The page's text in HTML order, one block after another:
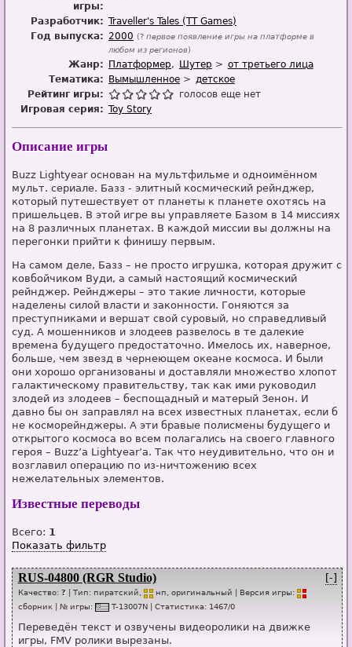
игры:
Разработчик: Traveller's Tales (TT Games)
Год выпуска: 2000 (? первое появление игры на платформе в
любом из регионов)
Жанр: Платформер Шутер
от третьего лица
Тематика:
Вымышленное
детское
Рейтинг игры:
голосов еще нет
Игровая серия: Toy Story
Описание игры
Buzz Lightyear основан на мультфильме и одноимённом
мульт. сериале. Базз - элитный космический рейнджер,
который путешествует от планеты к планете охотясь на
пришельцев. В этой игре вы управляете Базом в 14 миссиях
на 8 различных планетах. В каждой миссии вы должны на
перегонки прийти к финишу первым.
На самом деле, Базз – не просто игрушка, которая дружит с
ковбойчиком Вуди, а самый настоящий космический
рейнджер. Рейнджеры – это такие личности, которые
наделены силой власти и законности. Гоняются за
преступниками и вершат свой суровый, но справедливый
суд. А мошенников и злодеев развелось в те далекие
времена будущего предостаточно. Имелось их, наверное,
больше, чем звезд в чернеющем океане космоса. И были
они хорошо организованы и доставляли множество хлопот
галактическому правительству, так как ими руководил
злодей из злодеев – беспощадный и матерый Зенон. И
давно бы он заправлял на всех известных планетах, если б
не косморейнджеры. А эти бравые полисмены будущего и
открытого космоса во всем полагались на своего главного
героя – Buzz’a Lightyear’a. Так что неудивительно, что он и
возглавил операцию по из-ничтожению всех
нежелательных элементов.
Известные переводы
Всего: 1
Показать фильтр
[-]
RUS-04800 (RGR Studio)
Качество: ? | Тип: пиратский, нп , оригинальный
| Версия игры:
сборник | № игры: T-13007N Статистика: 1467/0
Переведён текст и озвучены видеоролики на движке
игры, FMV ролики вырезаны.